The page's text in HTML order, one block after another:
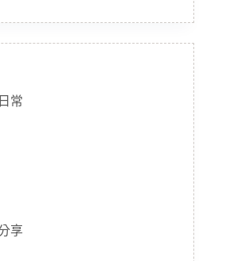
常
享